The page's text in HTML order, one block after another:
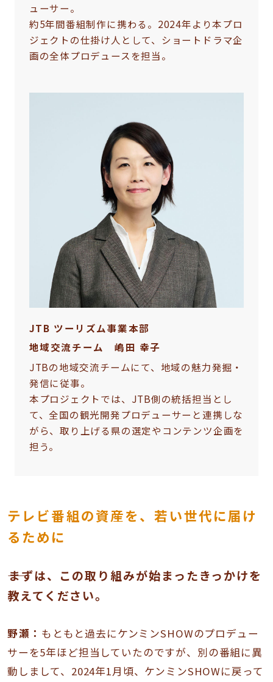
ューサー。
約5年間番組制作に携わる。2024年より本プロ
ジェクトの仕掛け人として、ショートドラマ企
画の全体プロデュースを担当。
JTB ツーリズム事業本部
地域交流チーム 嶋田 幸子
JTBの地域交流チームにて、地域の魅力発掘・
発信に従事。
本プロジェクトでは、JTB側の統括担当とし
て、全国の観光開発プロデューサーと連携しな
がら、取り上げる県の選定やコンテンツ企画を
担う。
テレビ番組の資産を、若い世代に届け
るために
――まずは、この取り組みが始まったきっかけを
教えてください。
野瀬： もともと過去にケンミンSHOWのプロデュー
サーを5年ほど担当していたのですが、別の番組に異
動しまして、2024年1月頃、ケンミンSHOWに戻って